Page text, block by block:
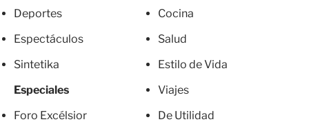
Deportes
Espectáculos
Sintetika
Especiales
Foro Excélsior
Cocina
Salud
Estilo de Vida
Viajes
De Utilidad